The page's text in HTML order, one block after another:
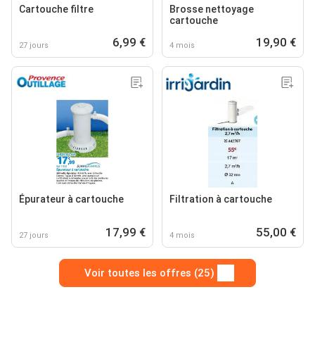
Cartouche filtre
27 jours 6,99 €
Brosse nettoyage
cartouche
4 mois 19,90 €
Épurateur à cartouche
27 jours 17,99 €
Filtration à cartouche
4 mois 55,00 €
Voir toutes les offres (25)